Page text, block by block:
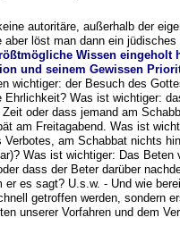
autoritäre, außerhalb der
löst man dann ein
Wissen eingeholt
und seinem Gewissen
wichtiger: der Besuch des
Ehrlichkeit? Was ist wichtiger:
oder dass jemand am
am Freitagabend. Was ist
am Schabbat nichts
Was ist wichtiger: Das Beten
dass der Beter darüber
er es sagt? U.s.w. - Und wie
getroffen werden, sondern
unserer Vorfahren und dem